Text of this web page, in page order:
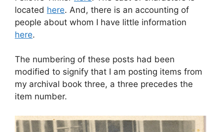
located here. And, there is an accounting of
people about whom I have little information
here.
The numbering of these posts had been
modified to signify that I am posting items from
my archival book three, a three precedes the
item number.